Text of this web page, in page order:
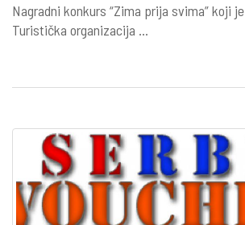
Nagradni konkurs “Zima prija svima” koji
Turistička organizacija ...